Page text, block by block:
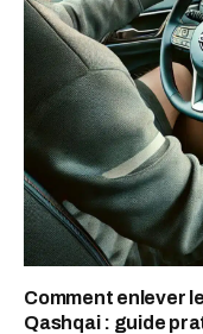
Comment enlever
Qashqai : guide